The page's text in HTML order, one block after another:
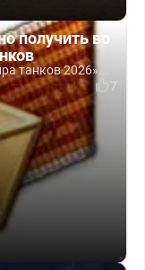
получить во
танков 2026»...
7